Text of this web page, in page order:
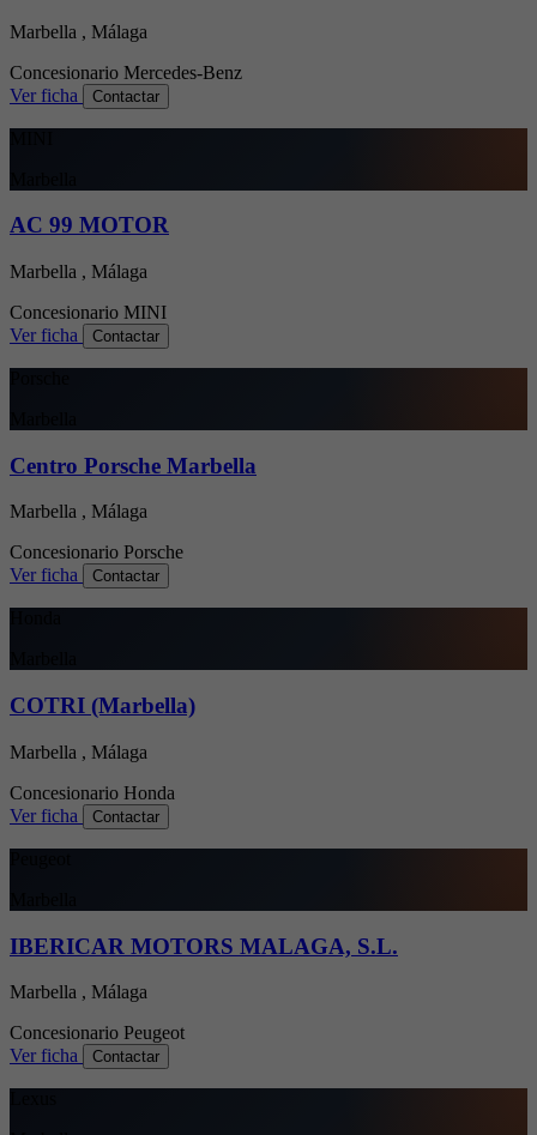
Marbella , Málaga
Concesionario Mercedes-Benz
Ver ficha
Contactar
AC 99 MOTOR
Marbella , Málaga
Concesionario MINI
Ver ficha
Contactar
Centro Porsche Marbella
Marbella , Málaga
Concesionario Porsche
Ver ficha
Contactar
COTRI (Marbella)
Marbella , Málaga
Concesionario Honda
Ver ficha
Contactar
IBERICAR MOTORS MALAGA, S.L.
Marbella , Málaga
Concesionario Peugeot
Ver ficha
Contactar